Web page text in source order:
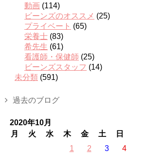
動画 (114)
ビーンズのオススメ (25)
プライベート (65)
栄養士 (83)
希先生 (61)
看護師・保健師 (25)
ビーンズスタッフ (14)
未分類 (591)
過去のブログ
2020年10月
月
火 水 木 金 土
日
1
2 3 4